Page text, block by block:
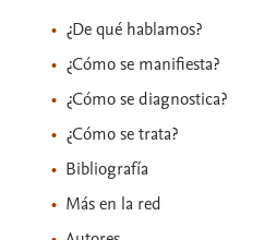
¿De qué hablamos?
¿Cómo se manifiesta?
¿Cómo se diagnostica?
¿Cómo se trata?
Bibliografía
Más en la red